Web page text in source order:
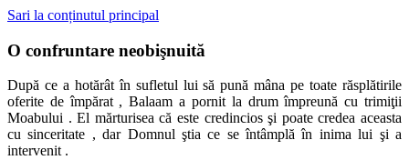
Sari la conținutul principal
O confruntare neobişnuită
După ce a hotărât în sufletul lui să pună mâna pe toate răsplătirile
oferite de împărat , Balaam a pornit la drum împreună cu trimiţii
Moabului . El mărturisea că este credincios şi poate credea aceasta
cu sinceritate , dar Domnul ştia ce se întâmplă în inima lui şi a
intervenit .